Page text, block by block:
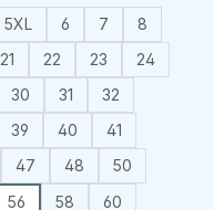
5XL 6 7
8
21 22 23
24
30 31
32
39 40
41
47 48
50
56 58
60